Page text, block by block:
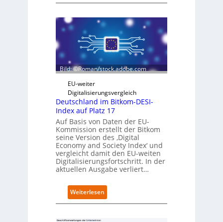
i
t
g
r
e
r
h
w
a
r
z
i
t
s
e
r
ö
f
f
n
e
n
e
u
Bild: ©Roman/stock.adobe.com
EU-weiter
Digitalisierungsvergleich
Deutschland im Bitkom-DESI-
Index auf Platz 17
Auf Basis von Daten der EU-
Kommission erstellt der Bitkom
seine Version des ‚Digital
Economy and Society Index‘ und
vergleicht damit den EU-weiten
Digitalisierungsfortschritt. In der
aktuellen Ausgabe verliert…
Weiterlesen:
D